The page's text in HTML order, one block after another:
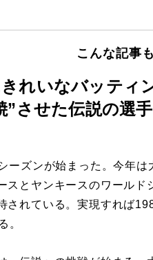
こんな記事
きれいなバッテ
”させた伝説の選
ーズンが始まった。今年は
スとヤンキースのワールド
されている。実現すれば
。